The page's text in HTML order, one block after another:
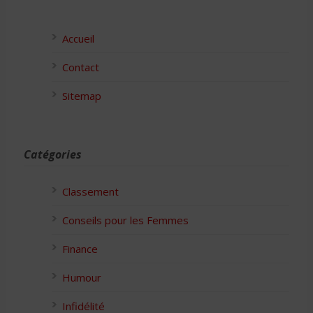
Accueil
Contact
Sitemap
Catégories
Classement
Conseils pour les Femmes
Finance
Humour
Infidélité